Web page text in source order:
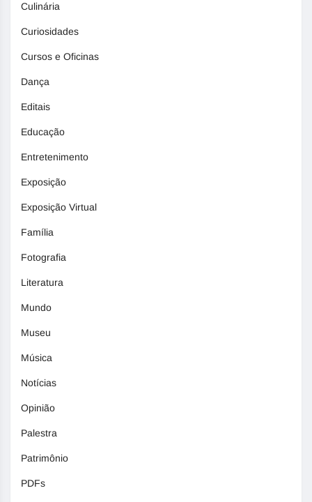
Culinária
Curiosidades
Cursos e Oficinas
Dança
Editais
Educação
Entretenimento
Exposição
Exposição Virtual
Família
Fotografia
Literatura
Mundo
Museu
Música
Notícias
Opinião
Palestra
Patrimônio
PDFs